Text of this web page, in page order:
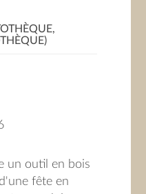
un outil en bois
fête en